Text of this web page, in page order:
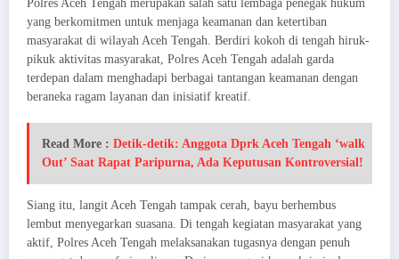
Polres Aceh Tengah merupakan salah satu lembaga penegak hukum
yang berkomitmen untuk menjaga keamanan dan ketertiban
masyarakat di wilayah Aceh Tengah. Berdiri kokoh di tengah hiruk-
pikuk aktivitas masyarakat, Polres Aceh Tengah adalah garda
terdepan dalam menghadapi berbagai tantangan keamanan dengan
beraneka ragam layanan dan inisiatif kreatif.
Read More : Detik-detik: Anggota Dprk Aceh Tengah ‘walk
Out’ Saat Rapat Paripurna, Ada Keputusan Kontroversial!
Siang itu, langit Aceh Tengah tampak cerah, bayu berhembus
lembut menyegarkan suasana. Di tengah kegiatan masyarakat yang
aktif, Polres Aceh Tengah melaksanakan tugasnya dengan penuh